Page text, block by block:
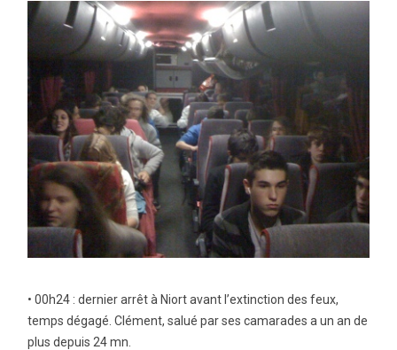
• 00h24 : dernier arrêt à Niort avant l’extinction des feux,
temps dégagé. Clément, salué par ses camarades a un an de
plus depuis 24 mn.